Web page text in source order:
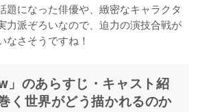
題になった俳優や、緻密なキャラクタ
力派ぞろいなので、迫力の演技合戦が
なさそうですね！
」のあらすじ・キャスト紹
く世界がどう描かれるのか